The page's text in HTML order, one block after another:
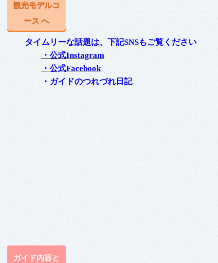
観光モデルコ
ース へ
タイムリーな話題は、下記SNSもご覧ください
・公式Instagram
・公式Facebook
・ガイドのつれづれ日記
ガイド内容と